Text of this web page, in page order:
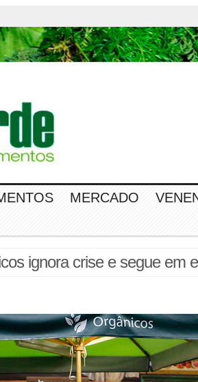
MERCADO
ignora crise e segue em